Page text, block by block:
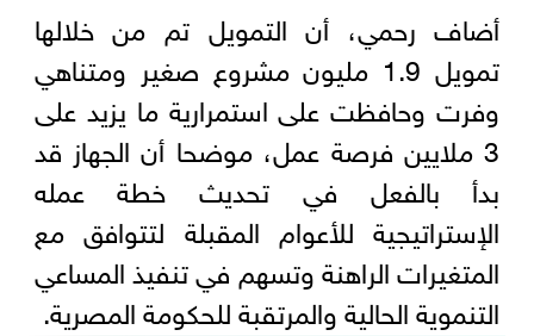
أضاف رحمي، أن التمويل تم من خلالها
تمويل 1.9 مليون مشروع صغير ومتناهي
وفرت وحافظت على استمرارية ما يزيد على
3 ملايين فرصة عمل، موضحا أن الجهاز قد
بدأ بالفعل في تحديث خطة عمله
الإستراتيجية للأعوام المقبلة لتتوافق مع
المتغيرات الراهنة وتسهم في تنفيذ المساعي
التنموية الحالية والمرتقبة للحكومة المصرية.